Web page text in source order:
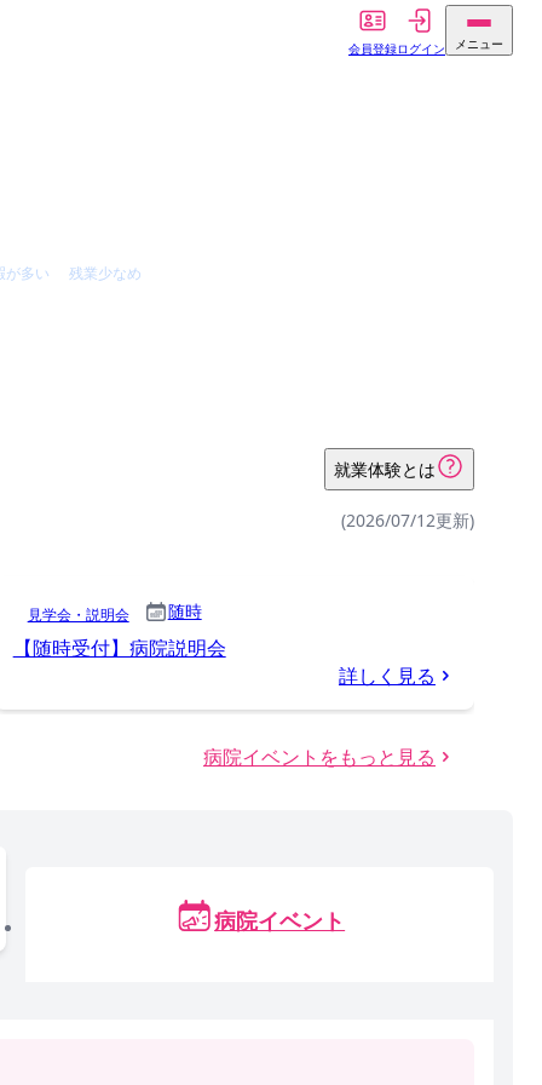
会員登録ログイン メニュー
が多い 残業少なめ
就業体験とは
(2026/07/12更新)
見学会・説明会 随時
【随時受付】病院説明会
詳しく見る
病院イベントをもっと見る
病院イベント